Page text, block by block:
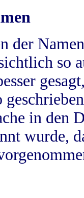
der
so
in
wurde,